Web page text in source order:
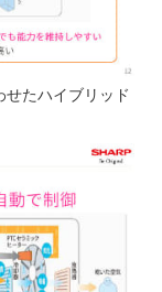
せたハイブリッド